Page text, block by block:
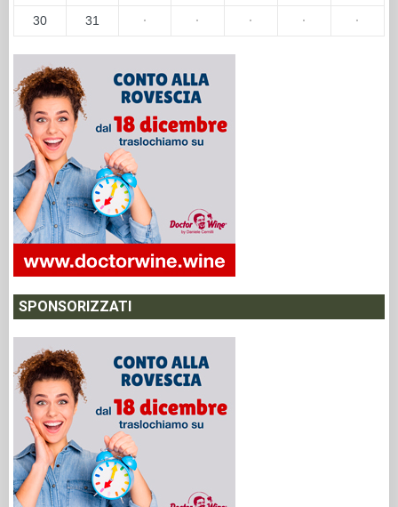
30 31 · · · · ·
SPONSORIZZATI